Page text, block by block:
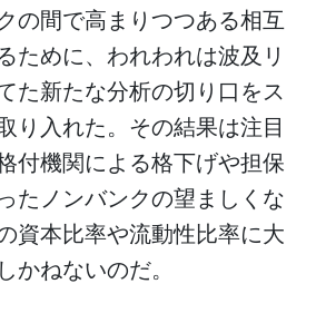
の間で高まりつつある相互
ために、われわれは波及リ
た新たな分析の切り口をス
り入れた。その結果は注目
付機関による格下げや担保
たノンバンクの望ましくな
資本比率や流動性比率に大
かねないのだ。